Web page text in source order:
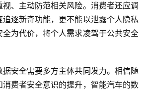
、主动防范相关风险。消费者还应调
逐新奇功能，更不能以泄露个人隐私
为代价，将个人需求凌驾于公共安全
安全需要多方主体共同发力。相信随
费者安全意识的提升，智能汽车的数